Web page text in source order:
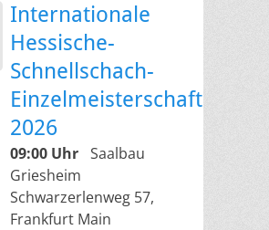
Internationale
Hessische-
Schnellschach-
Einzelmeisterschaft
2026
09:00 Uhr Saalbau
Griesheim
Schwarzerlenweg 57,
Frankfurt Main